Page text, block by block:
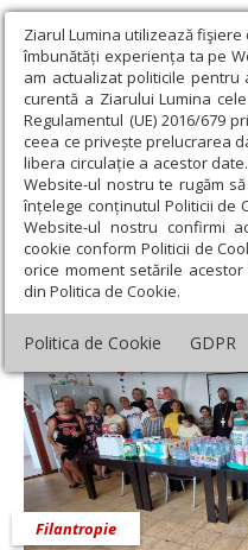
Ziarul Lumina utilizează
îmbunătăți experiența ta pe
am actualizat politicile
curentă a Ziarului Lumina
Regulamentul (UE) 2016/679
ceea ce privește prelucrarea
libera circulație a acestor
Website-ul nostru te rugăm
înțelege conținutul Politicii de
Website-ul nostru confirmi
cookie conform Politicii de
orice moment setările
din Politica de Cookie.
Politica de Cookie GDPR
Ziarul Lumina › Filantropie ›
din Dâmbovița
Sprijin oferit unui
Dâmbovița
Filantropie